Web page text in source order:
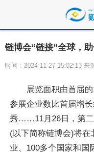
链博会“链接”全球，
时间：2024-11-27 15:02:13 来
展览面积由首届
参展企业数比首届增
秀……11月26日，第二
(以下简称链博会)将在
业、100多个国家和国